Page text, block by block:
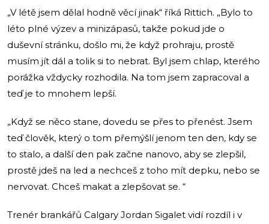
„V létě jsem dělal hodně věcí jinak“ říká Rittich. „Bylo to
léto plné výzev a minizápasů, takže pokud jde o
duševní stránku, došlo mi, že když prohraju, prostě
musím jít dál a tolik si to nebrat. Byl jsem chlap, kterého
porážka vždycky rozhodila. Na tom jsem zapracoval a
teď je to mnohem lepší.
„Když se něco stane, dovedu se přes to přenést. Jsem
teď člověk, který o tom přemýšlí jenom ten den, kdy se
to stalo, a další den pak začne nanovo, aby se zlepšil,
prostě jdeš na led a nechceš z toho mít depku, nebo se
nervovat. Chceš makat a zlepšovat se. “
Trenér brankářů Calgary Jordan Sigalet vidí rozdíl i v